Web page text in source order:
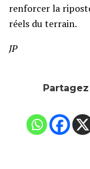
renforcer la
réels du terrain.
JP